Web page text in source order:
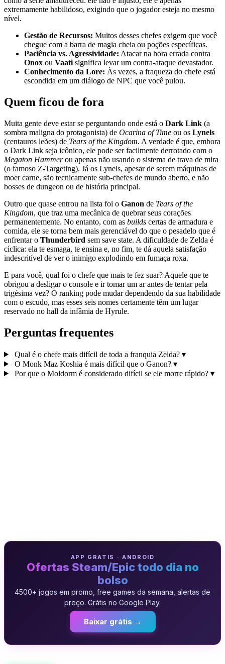
extremamente habilidoso, exigindo que o jogador esteja no mesmo
nível.
Gestão de Recursos: Muitos desses chefes exigem que você
chegue com a barra de magia cheia ou poções específicas.
Paciência vs. Agressividade: Atacar na hora errada contra
Onox ou Vaati significa levar um contra-ataque devastador.
Conhecimento da Lore: Às vezes, a fraqueza do chefe está
escondida em um diálogo de NPC que você pulou.
Quem ficou de fora
Muita gente deve estar se perguntando onde está o Dark Link (a
sombra maligna do protagonista) de Ocarina of Time ou os Lynels
(centauros leões) de Tears of the Kingdom. A verdade é que, embora
o Dark Link seja icônico, ele pode ser facilmente derrotado com o
Megaton Hammerou apenas não usando o sistema de trava de mira
(o famoso Z-Targeting). Já os Lynels, apesar de serem máquinas de
moer carne, são tecnicamente sub-chefes de mundo aberto, e não
bosses de dungeon ou de história principal.
Outro que quase entrou na lista foi o Ganon de Tears of the
Kingdom, que traz uma mecânica de quebrar seus corações
permanentemente. No entanto, com as builds certas de armadura e
comida, ele se torna bem mais gerenciável do que o pesadelo que é
enfrentar o Thunderbird sem save state. A dificuldade de Zelda é
cíclica: ela te esmaga, te ensina e, no fim, te dá aquela satisfação
indescritível de ver o inimigo explodindo em fumaça roxa.
E para você, qual foi o chefe que mais te fez suar? Aquele que te
obrigou a desligar o console e ir tomar um ar antes de tentar pela
trigésima vez? O ranking pode mudar dependendo da sua habilidade
com o escudo, mas esses seis nomes certamente têm um lugar
reservado no hall da infâmia de Hyrule.
Perguntas frequentes
Qual é o chefe mais difícil de toda a franquia Zelda? ▾
O Monk Maz Koshia é mais difícil que o Ganon? ▾
Por que o Moldorm é considerado difícil se ele morre rápido? ▾
APP GRATIS · ANDROID
Ofertas Steam/Epic todo dia no
bolso
4500+ jogos em promo, free games da semana, alertas de
preço. Grátis no Google Play.
Baixar grátis →